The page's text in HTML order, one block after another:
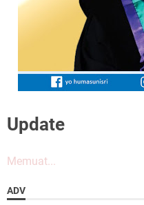
Update
Memuat...
ADV